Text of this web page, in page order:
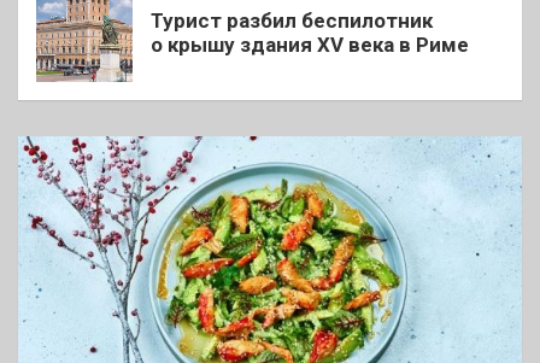
Турист разбил беспилотник
о крышу здания XV века в Риме